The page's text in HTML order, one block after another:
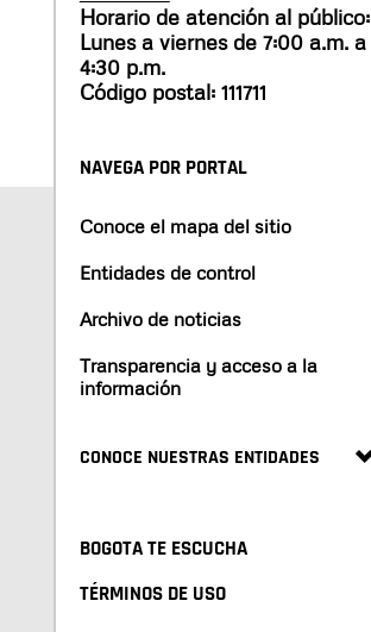
Horario de atención al público:
Lunes a viernes de 7:00 a.m. a
4:30 p.m.
Código postal: 111711
NAVEGA POR PORTAL
Conoce el mapa del sitio
Entidades de control
Archivo de noticias
Transparencia y acceso a la
información
CONOCE NUESTRAS ENTIDADES
BOGOTA TE ESCUCHA
TÉRMINOS DE USO